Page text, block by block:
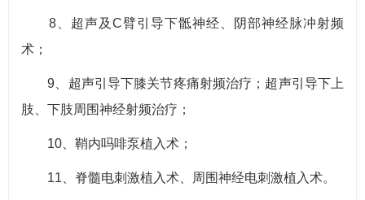
8、超声及C臂引导下骶神经、阴部神经脉冲射频
术；
9、超声引导下膝关节疼痛射频治疗；超声引导下上
肢、下肢周围神经射频治疗；
10、鞘内吗啡泵植入术；
11、脊髓电刺激植入术、周围神经电刺激植入术。